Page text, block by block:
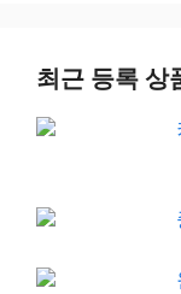
최근 등록 상